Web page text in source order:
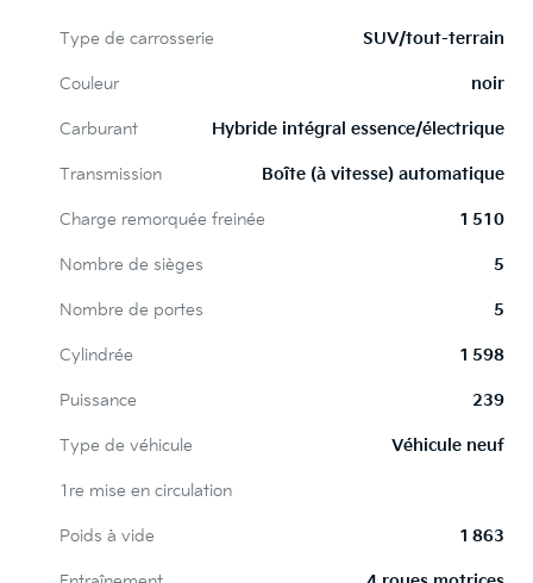
Type de carrosserie SUV/tout-terrain
Couleur noir
Carburant Hybride intégral essence/électrique
Transmission Boîte (à vitesse) automatique
Charge remorquée freinée 1 510
Nombre de sièges 5
Nombre de portes 5
Cylindrée 1 598
Puissance 239
Type de véhicule Véhicule neuf
1re mise en circulation
Poids à vide 1 863